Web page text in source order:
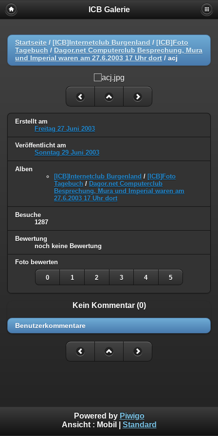
ICB Galerie
Startseite / [ICB]Internetclub Burgenland / [ICB]Foto
Tagebuch / Dagor.net Computerclub Besprechung, Mura
und Imperial waren am 27.6.2003 17 Uhr dort / acj
Erstellt am
Freitag 27 Juni 2003
Veröffentlicht am
Sonntag 29 Juni 2003
Alben
[ICB]Internetclub Burgenland / [ICB]Foto
Tagebuch / Dagor.net Computerclub
Besprechung, Mura und Imperial waren am
27.6.2003 17 Uhr dort
Besuche
1287
Bewertung
noch keine Bewertung
Foto bewerten
0 1 2 3 4 5
Kein Kommentar (0)
Benutzerkommentare
Powered by Piwigo
Ansicht : Mobil Standard